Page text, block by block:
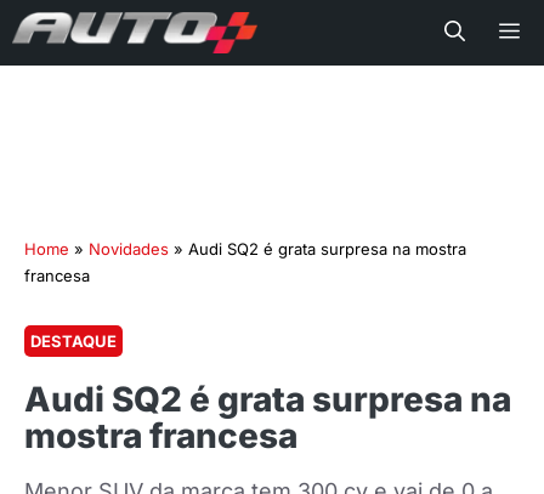
Home » Novidades » Audi SQ2 é grata surpresa na mostra
francesa
DESTAQUE
Audi SQ2 é grata surpresa na
mostra francesa